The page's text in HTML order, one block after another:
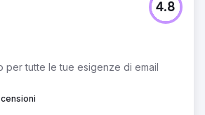
a noi con un nome di dominio
stato utilizzato per un'impresa di
con una serie di collegamenti
noleggio di cassonetti ad Austin è
la maggior parte delle aziende che
in modo aggressivo.
per tutte le tue esigenze di email
4.8